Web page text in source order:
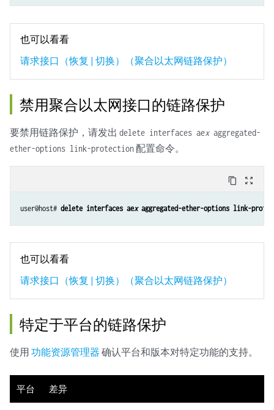
也可以看看
请求接口（恢复 | 切换）（聚合以太网链路保护）
禁用聚合以太网接口的链路保护
要禁用链路保护，请发出 delete interfaces aexaggregated-
ether-options link-protection 配置命令。
content_copy zoom_out_map
user@host# delete interfaces aex aggregated-ether-options link-
也可以看看
请求接口（恢复 | 切换）（聚合以太网链路保护）
特定于平台的链路保护
使用 功能资源管理器 确认平台和版本对特定功能的支持。
平台 差异